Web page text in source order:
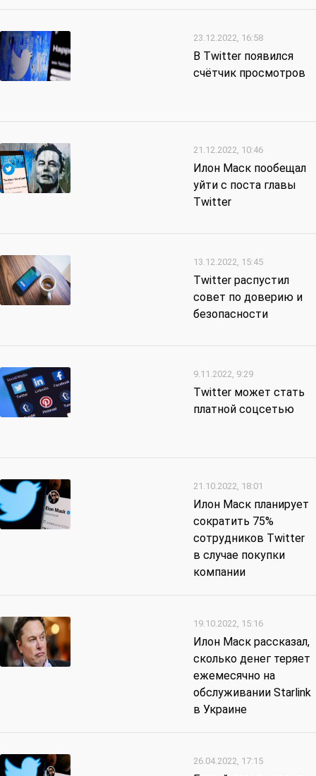
23.12.2022, 16:58
В Twitter появился
счётчик просмотров
21.12.2022, 10:46
Илон Маск пообещал
уйти с поста главы
Twitter
13.12.2022, 15:45
Twitter распустил
cовет по доверию и
безопасности
9.11.2022, 9:29
Twitter может стать
платной соцсетью
21.10.2022, 18:01
Илон Маск планирует
сократить 75%
сотрудников Twitter
в случае покупки
компании
19.10.2022, 15:16
Илон Маск рассказал,
сколько денег теряет
ежемесячно на
обслуживании Starlink
в Украине
26.04.2022, 17:15